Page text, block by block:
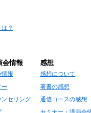
？
会情報
報
ー
ンセリング
感想
感想について
著書の感想
通信コースの感想